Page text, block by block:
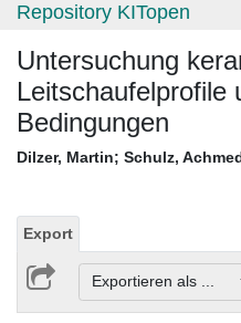
Repository KITopen
Untersuchung
Leitschaufelprofile
Bedingungen
Dilzer, Martin; Schulz,
Export
Exportieren als ...